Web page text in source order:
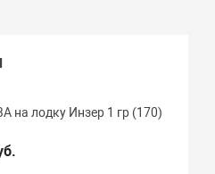
на лодку Инзер 1 гр (170)